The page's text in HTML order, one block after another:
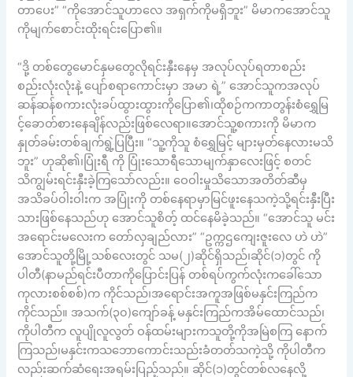
တာပေး” “ကိုအောင်သူဟာလေ အရှက်ကိုမရှိဘူး” မိမာကအောင်သူ
ကိုမျက်စောင်းထိုးရင်းပြော၏။
“ဒို့ တစ်တွေမောင်နှမတွေလိုရင်းနှီးနေမှ အလုပ်လုပ်ရတာစည်း
စည်းလုံးလုံးနဲ့ ပျော်စရာကောင်းမှာ အမာ ရဲ့” အောင်သူကအလုပ်
ဆန်ဆန်စကားလုံးခပ်ထွားထွားကိုပြော၏၊ထိုစဉ်ကကာတွန်းစံရွှေမြ
င့်ခောတ်စားနေချိန်လည်းဖြစ်လေရာ။အောင်သူ့စကားကို မိမာက
နှုတ်ခမ်းတစ်ချက်ရွဲ့ပြပြီး။ “သူ့ကိုသူ စံရွှေမြင့် များမှတ်နေလားမသိ
ဘူး” ဟုဆို၏၊ပြုံးရီ ကို ပြုံးသောရီသောမျက်နှာလေးဖြင့် စတင်
သိကျွမ်းရင်းနှီးခဲ့ကြသော်လည်း။ ဝေဝါးမှုသိသောအတိတ်ဆီမှ
အသိခပ်ဝါးဝါးက အပြုံးကို တစ်နေရာမှာမြင်ဖူးနေသကဲ့သို့ရင်းနှီးပြီး
သားဖြစ်နေသည်ဟု အောင်သူစိတ့် ထင်နေမိခဲ့သည်။ “အောင်သူ မင်း
အရောင်းမလေးက တော်လှချည်လား” “ဥက္ကဌကျေးဇူးလေ ဟဲ ဟဲ”
အောင်သူတို့မြို့သစ်လေးတွင် သမ(၂)ဆိုင်ရှိသည်၊ဆိုင်(၁)တွင် ကို
ပါတီ(နာမည်ရင်းပီတာကိုပြောင်းပြန် တစ်ရပ်ကွက်လုံးကခေါ်သော
ကုလားစစ်စစ်)က ကိုင်သည်၊အရောင်းအကူအဖြစ်မနှင်းကြည်က
ကိုင်သည်။ အသက်(၃၀)ကျော်ခန့် မနှင်းကြည်ကအိမ်ထောင်သည်၊
ကိုပါတီက လူပျိုလူလွတ် ဝန်ထမ်းများကသူတို့ကိုအမြဲစကြ နောက်
ကြသည်၊မနှင်းကသဘောကောင်းသည်းခံတတ်သကဲ့သို့ ကိုပါတီက
လည်းဆက်ဆံရေးအရမ်းပြည့်သည်။ ဆိုင်(၁)တွင်တစ်လနေလို့